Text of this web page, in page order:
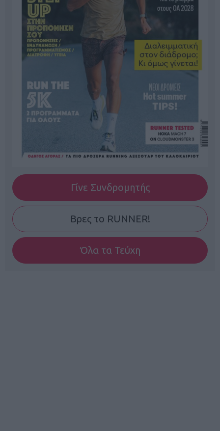
Γίνε Συνδρομητής
Βρες το RUNNER!
Όλα τα Τεύχη